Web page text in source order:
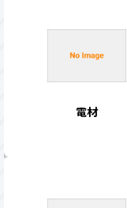
電材